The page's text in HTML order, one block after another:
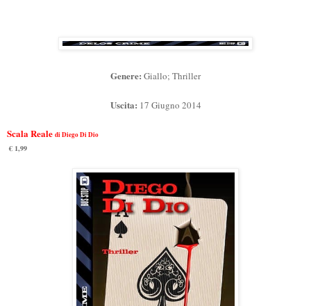
Genere: Giallo; Thriller
Uscita: 17 Giugno 2014
Scala Reale di Diego Di Dio
€ 1,99